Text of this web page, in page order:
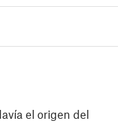
el origen del